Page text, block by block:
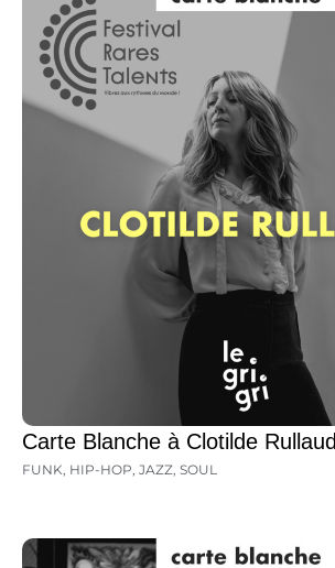
Carte Blanche à Clotilde Rullaud
FUNK, HIP-HOP, JAZZ, SOUL